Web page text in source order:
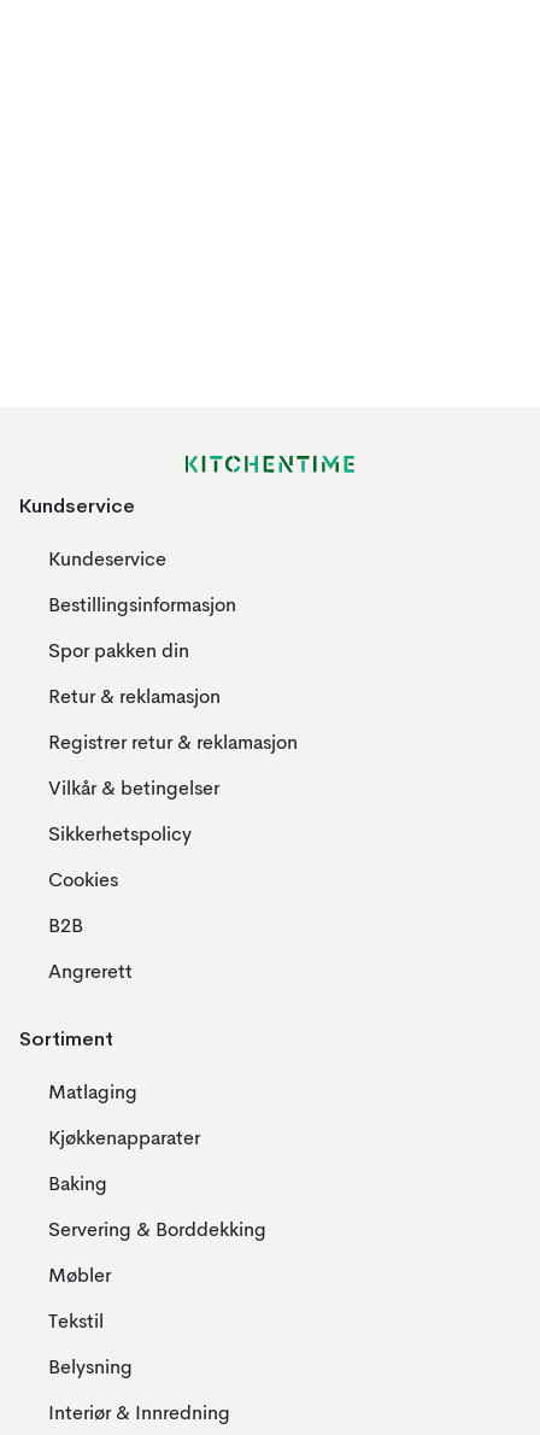
Kundservice
Kundeservice
Bestillingsinformasjon
Spor pakken din
Retur & reklamasjon
Registrer retur & reklamasjon
Vilkår & betingelser
Sikkerhetspolicy
Cookies
B2B
Angrerett
Sortiment
Matlaging
Kjøkkenapparater
Baking
Servering & Borddekking
Møbler
Tekstil
Belysning
Interiør & Innredning